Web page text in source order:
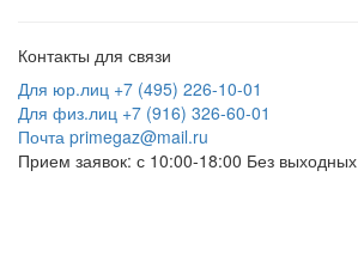
Контакты для связи
Для юр.лиц +7 (495) 226-10-01
Для физ.лиц +7 (916) 326-60-01
Почта primegaz@mail.ru
Прием заявок: с 10:00-18:00 Без выходных